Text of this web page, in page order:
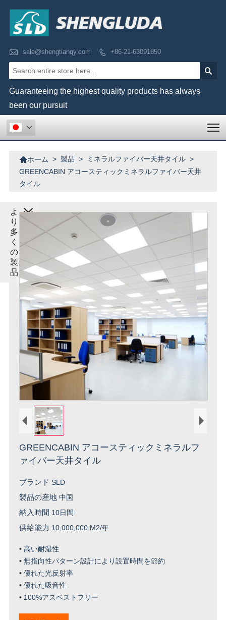
 sale@shengtianqy.com  +86-21-63091850

Guaranteeing the highest quality products has always
been our pursuit

ホーム > 製品 > ミネラルファイバー天井タイル >
GREENCABIN アコースティックミネラルファイバー天井
タイル
GREENCABIN アコースティックミネラルフ
ァイバー天井タイル
ブランド SLD
製品の産地 中国
納入時間 10日間
供給能力 10,000,000 M2/年
• 高い耐湿性
• 無指向性パターン設計により設置時間を節約
• 優れた光反射率
• 優れた吸音性
• 100%アスベストフリー
よ
り
多
く
の
製
品